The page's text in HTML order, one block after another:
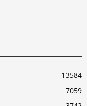
13584
7059